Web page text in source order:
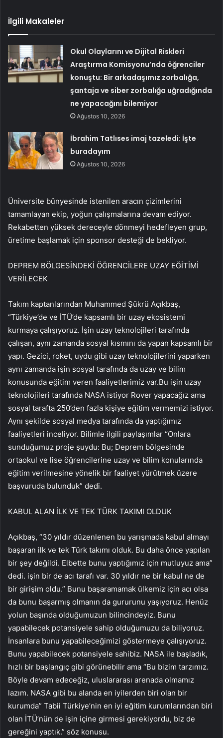
İlgili Makaleler
Okul Olaylarını ve Dijital Riskleri
Araştırma Komisyonu’nda öğrenciler
konuştu: Bir arkadaşımız zorbalığa,
şantaja ve siber zorbalığa uğradığında
ne yapacağını bilemiyor
Ağustos 10, 2026
İbrahim Tatlıses imaj tazeledi: İşte
buradayım
Ağustos 10, 2026
Üniversite bünyesinde istenilen aracın çizimlerini
tamamlayan ekip, yoğun çalışmalarına devam ediyor.
Rekabetten yüksek dereceyle dönmeyi hedefleyen grup,
üretime başlamak için sponsor desteği de bekliyor.
DEPREM BÖLGESİNDEKİ ÖĞRENCİLERE UZAY EĞİTİMİ
VERİLECEK
Takım kaptanlarından Muhammed Şükrü Açıkbaş,
“Türkiye’de ve İTÜ’de kapsamlı bir uzay ekosistemi
kurmaya çalışıyoruz. İşin uzay teknolojileri tarafında
çalışan, aynı zamanda sosyal kısmını da yapan kapsamlı bir
yapı. Gezici, roket, uydu gibi uzay teknolojilerini yaparken
aynı zamanda işin sosyal tarafında da uzay ve bilim
konusunda eğitim veren faaliyetlerimiz var.Bu işin uzay
teknolojileri tarafında NASA istiyor Rover yapacağız ama
sosyal tarafta 250’den fazla kişiye eğitim vermemizi istiyor.
Aynı şekilde sosyal medya tarafında da yaptığımız
faaliyetleri inceliyor. Bilimle ilgili paylaşımlar “Onlara
sunduğumuz proje şuydu: Bu; Deprem bölgesinde
ortaokul ve lise öğrencilerine uzay ve bilim konularında
eğitim verilmesine yönelik bir faaliyet yürütmek üzere
başvuruda bulunduk” dedi.
KABUL ALAN İLK VE TEK TÜRK TAKIMI OLDUK
Açıkbaş, “30 yıldır düzenlenen bu yarışmada kabul almayı
başaran ilk ve tek Türk takımı olduk. Bu daha önce yapılan
bir şey değildi. Elbette bunu yaptığımız için mutluyuz ama”
dedi. işin bir de acı tarafı var. 30 yıldır ne bir kabul ne de
bir girişim oldu.” Bunu başaramamak ülkemiz için acı olsa
da bunu başarmış olmanın da gururunu yaşıyoruz. Henüz
yolun başında olduğumuzun bilincindeyiz. Bunu
yapabilecek potansiyele sahip olduğumuzu da biliyoruz.
İnsanlara bunu yapabileceğimizi göstermeye çalışıyoruz.
Bunu yapabilecek potansiyele sahibiz. NASA ile başladık,
hızlı bir başlangıç ​​gibi görünebilir ama “Bu bizim tarzımız.
Böyle devam edeceğiz, uluslararası arenada olmamız
lazım. NASA gibi bu alanda en iyilerden biri olan bir
kurumda” Tabii Türkiye’nin en iyi eğitim kurumlarından biri
olan İTÜ’nün de işin içine girmesi gerekiyordu, biz de
gereğini yaptık.” söz konusu.